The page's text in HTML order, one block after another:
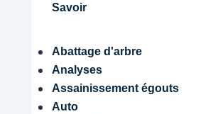
Savoir
Abattage d'arbre
Analyses
Assainissement égouts
Auto